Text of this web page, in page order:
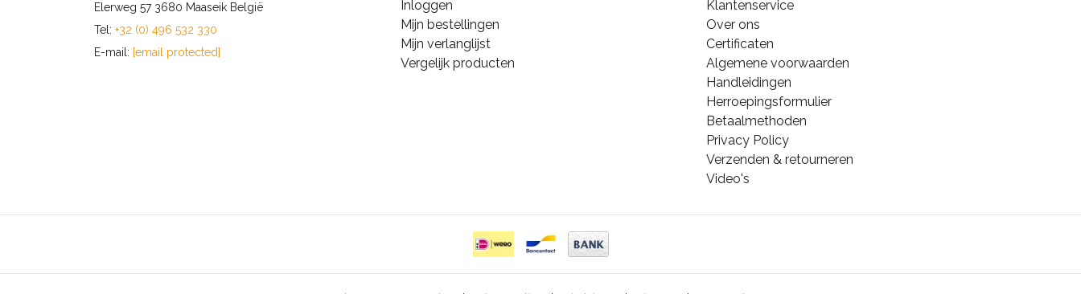
Elerweg 57 3680 Maaseik België
Tel: +32 (0) 496 532 330
E-mail: [email protected]
Inloggen
Mijn bestellingen
Mijn verlanglijst
Vergelijk producten
Klantenservice
Over ons
Certificaten
Algemene voorwaarden
Handleidingen
Herroepingsformulier
Betaalmethoden
Privacy Policy
Verzenden & retourneren
Video's